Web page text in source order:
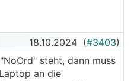
18.10.2024 (#3403)
steht, dann muss
an die